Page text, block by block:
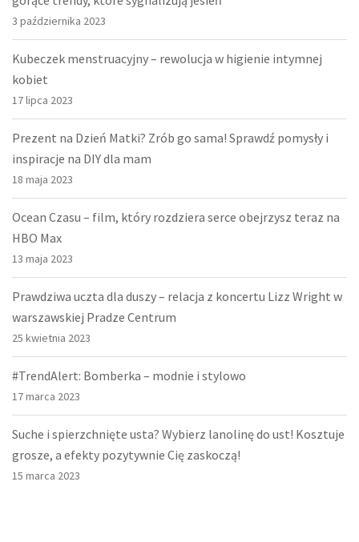
3 października 2023
Kubeczek menstruacyjny – rewolucja w higienie intymnej
kobiet
17 lipca 2023
Prezent na Dzień Matki? Zrób go sama! Sprawdź pomysły i
inspiracje na DIY dla mam
18 maja 2023
Ocean Czasu – film, który rozdziera serce obejrzysz teraz na
HBO Max
13 maja 2023
Prawdziwa uczta dla duszy – relacja z koncertu Lizz Wright w
warszawskiej Pradze Centrum
25 kwietnia 2023
#TrendAlert: Bomberka – modnie i stylowo
17 marca 2023
Suche i spierzchnięte usta? Wybierz lanolinę do ust! Kosztuje
grosze, a efekty pozytywnie Cię zaskoczą!
15 marca 2023